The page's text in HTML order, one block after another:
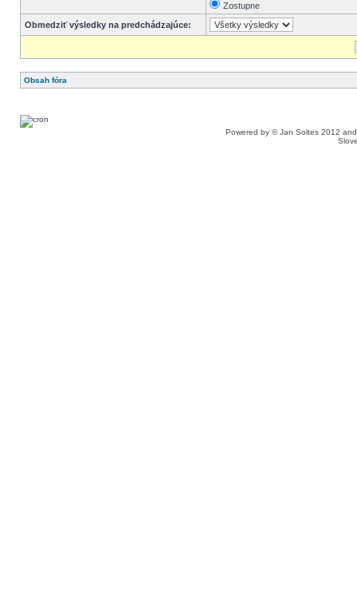
Zostupne
Obmedziť výsledky na predchádzajúce:
Obsah fóra
Powered by © Jan Soltes 2012